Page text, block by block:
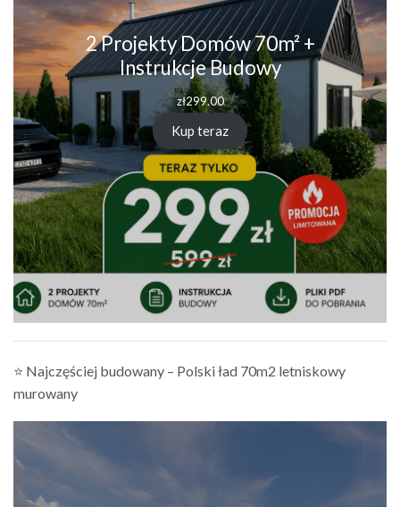
2 Projekty Domów 70m² +
Instrukcje Budowy
zł299.00
Kup teraz
⭐ Najczęściej budowany – Polski ład 70m2 letniskowy
murowany